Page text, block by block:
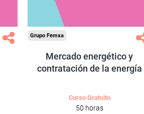
Grupo Femxa
Mercado energético y
contratación de la energía
Curso Gratuito
50 horas